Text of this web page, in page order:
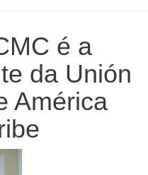
é a
da Unión
América